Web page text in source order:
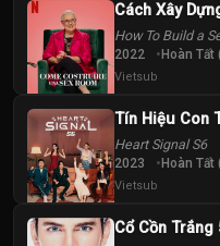
Cách Xây
How To Build a
2022 Hoàn Tất
Vietsub
Tín Hiệu Con
Heart Signal S6
2023 Hoàn Tất
Vietsub
Cổ Cồn Trắng